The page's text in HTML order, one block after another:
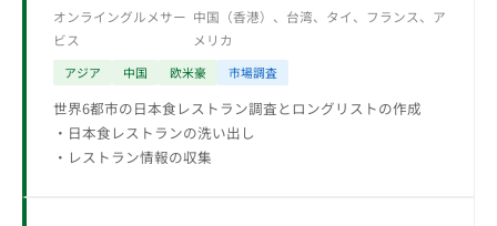
オンライングルメサー
ビス
中国（香港）、台湾、タイ、フランス、ア
メリカ
アジア 中国 欧米豪 市場調査
世界6都市の日本食レストラン調査とロングリストの作成
・日本食レストランの洗い出し
・レストラン情報の収集